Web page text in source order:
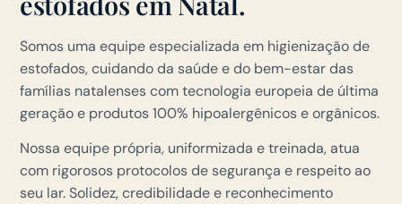
Somos uma equipe especializada em higienização de
estofados, cuidando da saúde e do bem-estar das
famílias natalenses com tecnologia europeia de última
geração e produtos 100% hipoalergênicos e orgânicos.
Nossa equipe própria, uniformizada e treinada, atua
com rigorosos protocolos de segurança e respeito ao
seu lar. Solidez, credibilidade e reconhecimento